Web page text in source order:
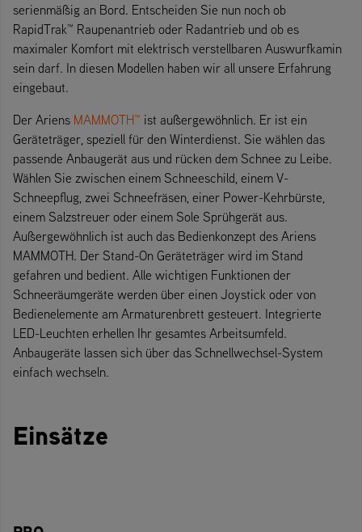
serienmäßig an Bord. Entscheiden Sie nun noch ob
RapidTrak™ Raupenantrieb oder Radantrieb und ob es
maximaler Komfort mit elektrisch verstellbaren Auswurfkamin
sein darf. In diesen Modellen haben wir all unsere Erfahrung
eingebaut.
Der Ariens MAMMOTH™ ist außergewöhnlich. Er ist ein
Geräteträger, speziell für den Winterdienst. Sie wählen das
passende Anbaugerät aus und rücken dem Schnee zu Leibe.
Wählen Sie zwischen einem Schneeschild, einem V-
Schneepflug, zwei Schneefräsen, einer Power-Kehrbürste,
einem Salzstreuer oder einem Sole Sprühgerät aus.
Außergewöhnlich ist auch das Bedienkonzept des Ariens
MAMMOTH. Der Stand-On Geräteträger wird im Stand
gefahren und bedient. Alle wichtigen Funktionen der
Schneeräumgeräte werden über einen Joystick oder von
Bedienelemente am Armaturenbrett gesteuert. Integrierte
LED-Leuchten erhellen Ihr gesamtes Arbeitsumfeld.
Anbaugeräte lassen sich über das Schnellwechsel-System
einfach wechseln.
Einsätze